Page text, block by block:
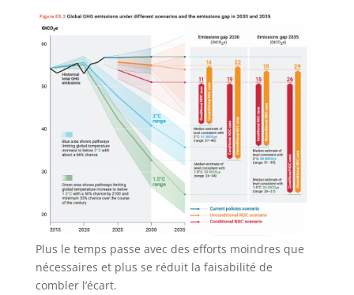
Plus le temps passe avec des efforts moindres que
nécessaires et plus se réduit la faisabilité de
combler l’écart.